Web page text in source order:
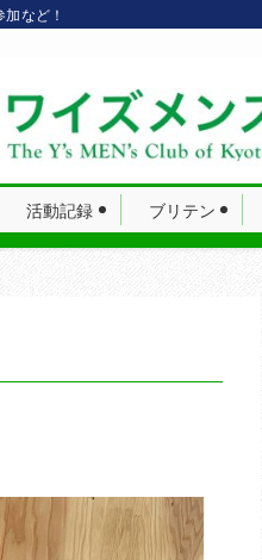
など！
活動記録 ブリテン